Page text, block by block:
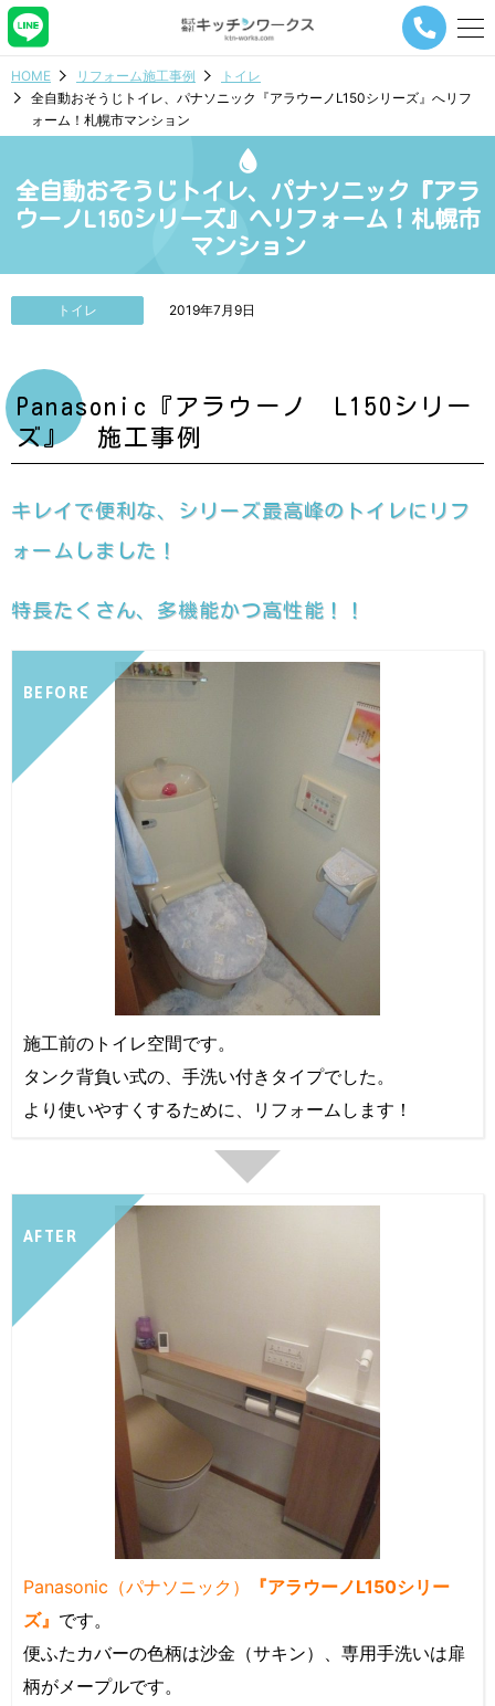
メ
ー
ビ
シ
ョ
ン
タ
HOME リフォーム施工事例
トイレ
全自動おそうじトイレ、パナソニック『アラウーノL150シリーズ』へリフ
ォーム！札幌市マンション
全自動おそうじトイレ、パナソニック『アラ
ウーノL150シリーズ』へリフォーム！札幌市
マンション
トイレ 2019年7月9日
Panasonic『アラウーノ L150シリー
ズ』 施工事例
キレイで便利な、シリーズ最高峰のトイレにリフ
ォームしました！
特長たくさん、多機能かつ高性能！！
BEFORE
施工前のトイレ空間です。
タンク背負い式の、手洗い付きタイプでした。
より使いやすくするために、リフォームします！
AFTER
Panasonic（パナソニック）
『アラウーノL150シリー
ズ』 です。
便ふたカバーの色柄は沙金（サキン）、専用手洗いは扉
柄がメープルです。